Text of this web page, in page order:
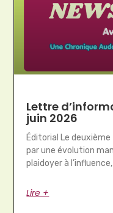
Lettre
juin 2026
Éditorial Le
par une évolution
plaidoyer à
Lire +